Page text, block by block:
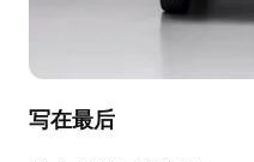
写在最后